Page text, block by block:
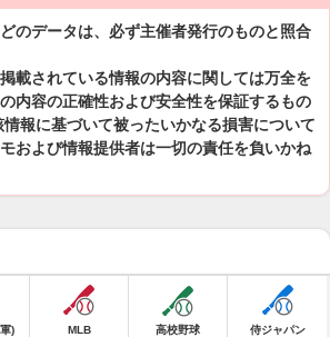
のデータは、必ず主催者発行のものと照合
載されている情報の内容に関しては万全を
内容の正確性および安全性を保証するもの
報に基づいて被ったいかなる損害について
および情報提供者は一切の責任を負いかね
) MLB 高校野球 侍ジャパン